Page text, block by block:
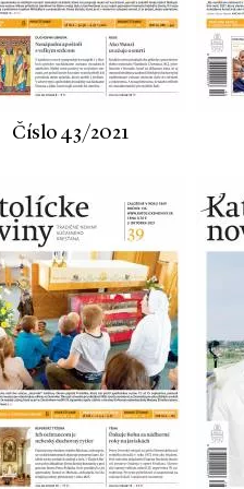
Číslo 43/2021